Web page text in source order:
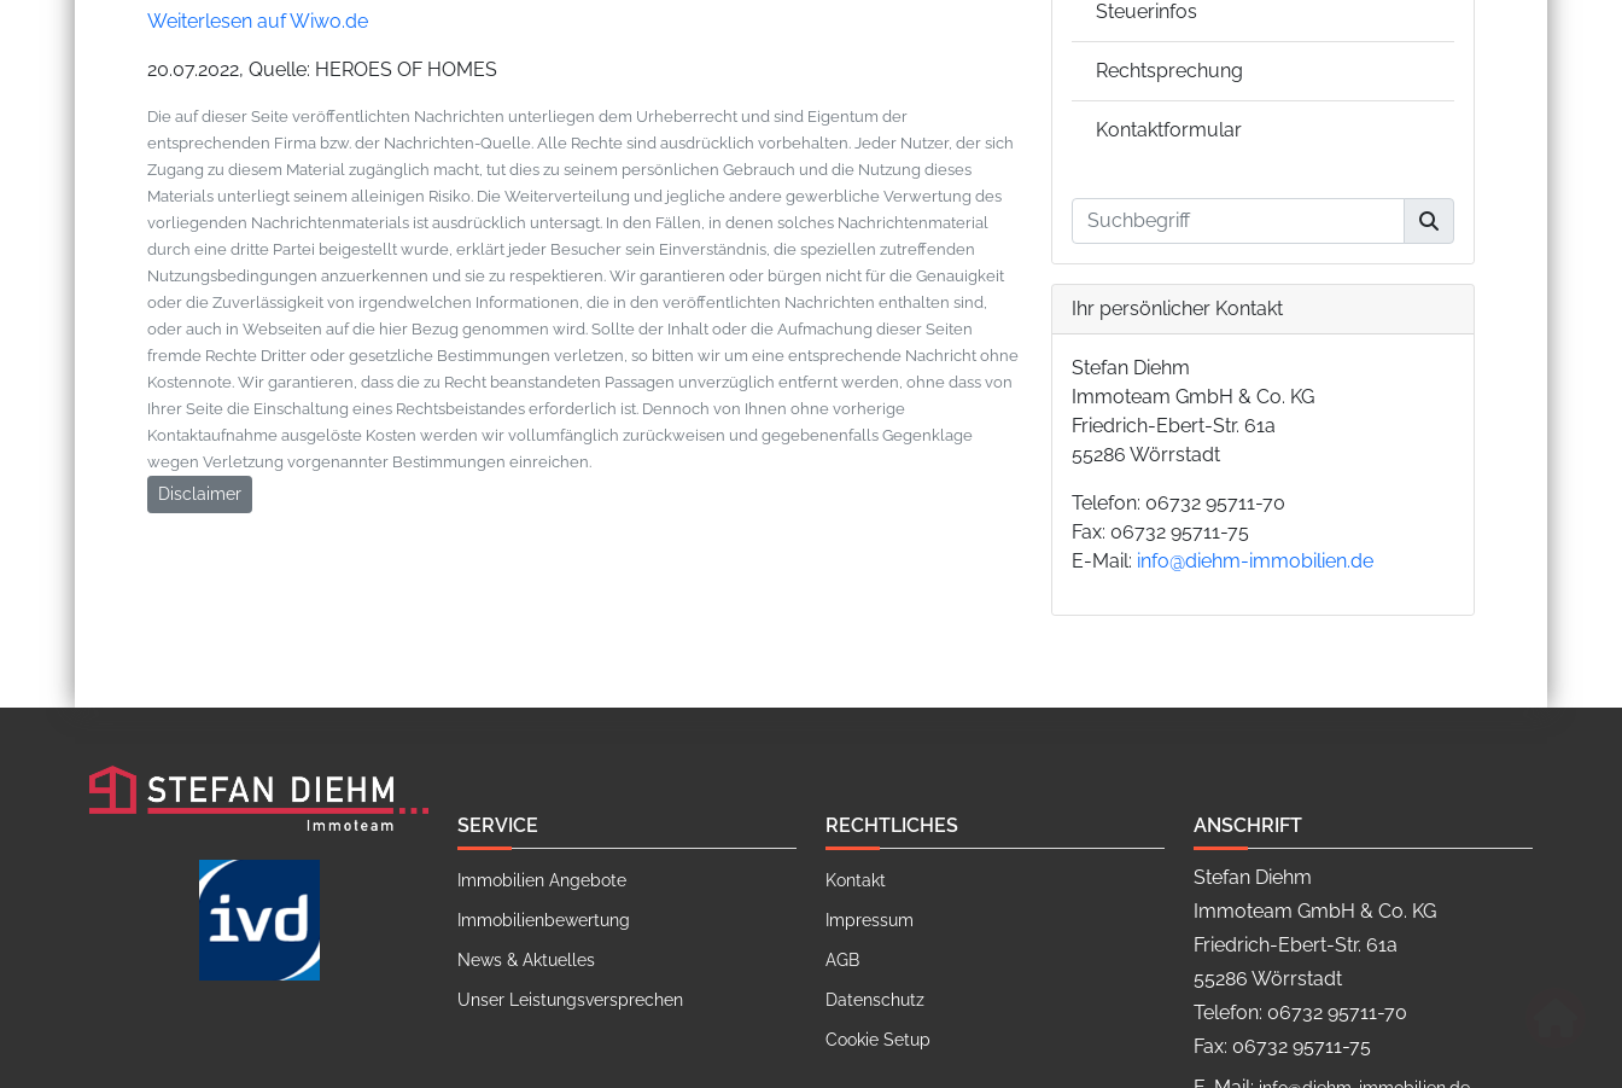
Weiterlesen auf Wiwo.de
20.07.2022, Quelle: HEROES OF HOMES
Die auf dieser Seite veröffentlichten Nachrichten unterliegen dem Urheberrecht und sind Eigentum der
entsprechenden Firma bzw. der Nachrichten-Quelle. Alle Rechte sind ausdrücklich vorbehalten. Jeder Nutzer, der sich
Zugang zu diesem Material zugänglich macht, tut dies zu seinem persönlichen Gebrauch und die Nutzung dieses
Materials unterliegt seinem alleinigen Risiko. Die Weiterverteilung und jegliche andere gewerbliche Verwertung des
vorliegenden Nachrichtenmaterials ist ausdrücklich untersagt. In den Fällen, in denen solches Nachrichtenmaterial
durch eine dritte Partei beigestellt wurde, erklärt jeder Besucher sein Einverständnis, die speziellen zutreffenden
Nutzungsbedingungen anzuerkennen und sie zu respektieren. Wir garantieren oder bürgen nicht für die Genauigkeit
oder die Zuverlässigkeit von irgendwelchen Informationen, die in den veröffentlichten Nachrichten enthalten sind,
oder auch in Webseiten auf die hier Bezug genommen wird. Sollte der Inhalt oder die Aufmachung dieser Seiten
fremde Rechte Dritter oder gesetzliche Bestimmungen verletzen, so bitten wir um eine entsprechende Nachricht ohne
Kostennote. Wir garantieren, dass die zu Recht beanstandeten Passagen unverzüglich entfernt werden, ohne dass von
Ihrer Seite die Einschaltung eines Rechtsbeistandes erforderlich ist. Dennoch von Ihnen ohne vorherige
Kontaktaufnahme ausgelöste Kosten werden wir vollumfänglich zurückweisen und gegebenenfalls Gegenklage
wegen Verletzung vorgenannter Bestimmungen einreichen.
Disclaimer
Steuerinfos
Rechtsprechung
Kontaktformular
Ihr persönlicher Kontakt
Stefan Diehm
Immoteam GmbH & Co. KG
Friedrich-Ebert-Str. 61a
55286 Wörrstadt
Telefon: 06732 95711-70
Fax: 06732 95711-75
E-Mail: info@diehm-immobilien.de
SERVICE
Immobilien Angebote
Immobilienbewertung
News & Aktuelles
Unser Leistungsversprechen
RECHTLICHES
Kontakt
Impressum
AGB
Datenschutz
Cookie Setup
ANSCHRIFT
Stefan Diehm
Immoteam GmbH & Co. KG
Friedrich-Ebert-Str. 61a
55286 Wörrstadt
Telefon: 06732 95711-70
Fax: 06732 95711-75